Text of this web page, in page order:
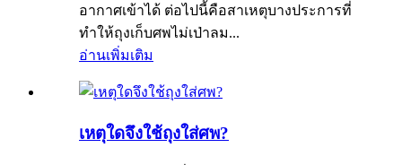
อากาศเข้าได้ ต่อไปนี้คือสาเหตุบางประการที่
ทำให้ถุงเก็บศพไม่เป่าลม...
อ่านเพิ่มเติม
เหตุใดจึงใช้ถุงใส่ศพ?